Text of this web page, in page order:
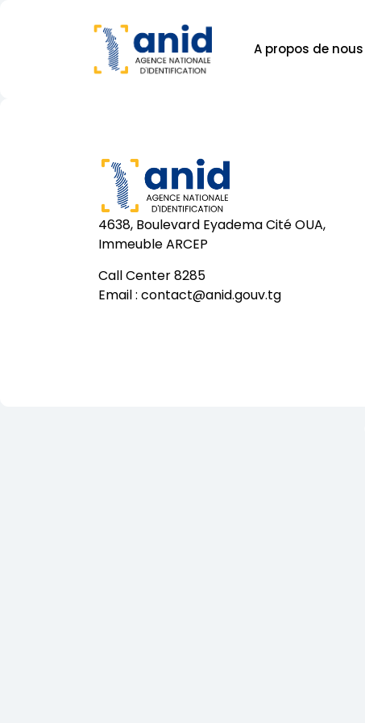
A propos de nous
4638, Boulevard Eyadema Cité OUA,
Immeuble ARCEP
Call Center 8285
Email : contact@anid.gouv.tg